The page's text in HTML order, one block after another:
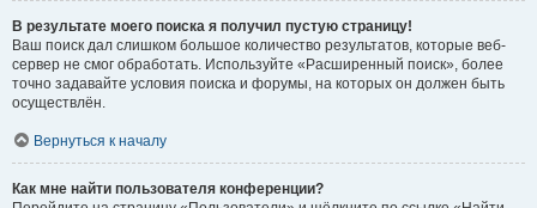
В результате моего поиска я получил пустую страницу!
Ваш поиск дал слишком большое количество результатов, которые веб-
сервер не смог обработать. Используйте «Расширенный поиск», более
точно задавайте условия поиска и форумы, на которых он должен быть
осуществлён.
Вернуться к началу
Как мне найти пользователя конференции?